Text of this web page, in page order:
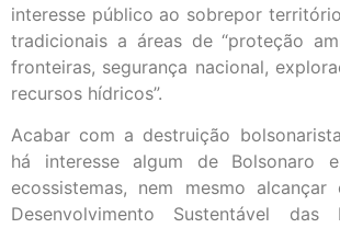
interesse público ao sobrepor
tradicionais a áreas de “proteção
fronteiras, segurança nacional,
recursos hídricos”.
Acabar com a destruição
há interesse algum de Bolsonaro
ecossistemas, nem mesmo
Desenvolvimento Sustentável das